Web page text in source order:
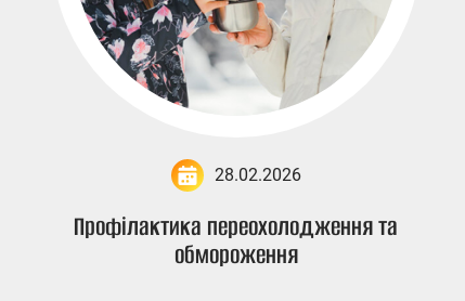
28.02.2026
Профілактика переохолодження та
обмороження